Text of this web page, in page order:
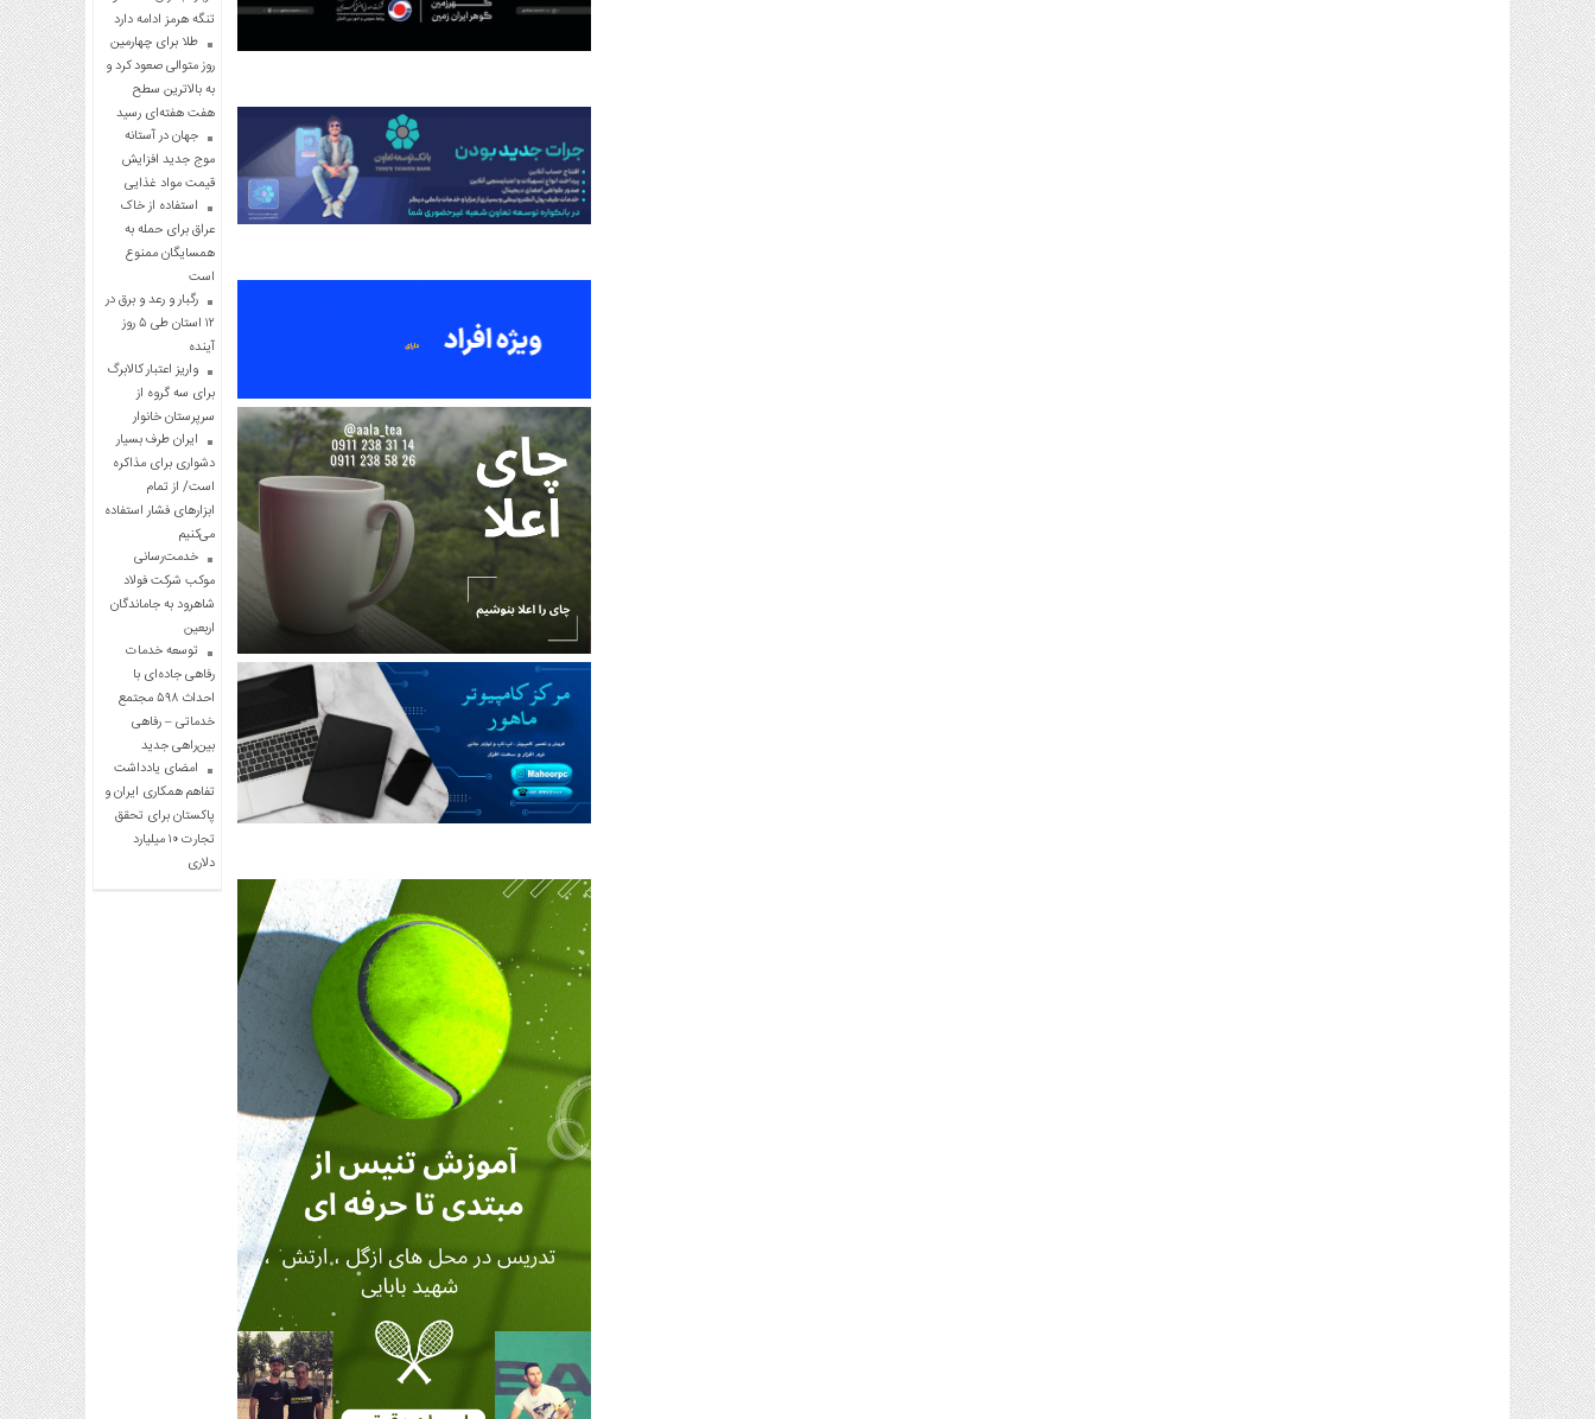
تنگه هرمز ادامه دارد
طلا برای چهارمین
روز متوالی صعود کرد و
به بالاترین سطح
هفت هفته‌ای رسید
جهان در آستانه
موج جدید افزایش
قیمت مواد غذایی
استفاده از خاک
عراق برای حمله به
همسایگان ممنوع
است
رگبار و رعد و برق در
۱۲ استان طی ۵ روز
آینده
واریز اعتبار کالابرگ
برای سه گروه از
سرپرستان خانوار
ایران طرف بسیار
دشواری برای مذاکره
است/ از تمام
ابزارهای فشار استفاده
می‌کنیم
خدمت‌رسانی
موکب شرکت فولاد
شاهرود به جاماندگان
اربعین
توسعه خدمات
رفاهی جاده‌ای با
احداث ۵۹۸ مجتمع
خدماتی – رفاهی
بین‌راهی جدید
امضای یادداشت
تفاهم همکاری ایران و
پاکستان برای تحقق
تجارت ۱۰ میلیارد
دلاری